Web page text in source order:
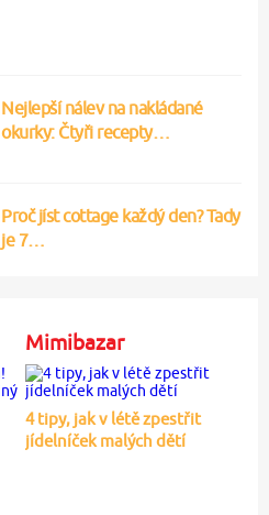
Nejlepší nálev na nakládané
okurky: Čtyři recepty…
Proč jíst cottage každý den? Tady
je 7…
Mimibazar
4 tipy, jak v létě zpestřit
jídelníček malých dětí